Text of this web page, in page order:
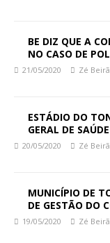
BE DIZ QUE A
NO CASO DE
21/05/2020 Zé
ESTÁDIO DO
GERAL DE
20/05/2020 Zé
MUNICÍPIO DE
DE GESTÃO DO
19/05/2020 Zé